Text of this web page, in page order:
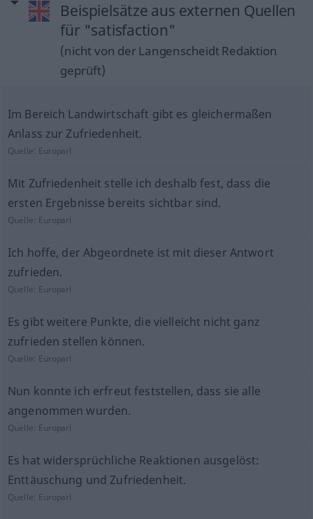
Beispielsätze aus externen Quellen
für "satisfaction"
(nicht von der Langenscheidt Redaktion
geprüft)
Im Bereich Landwirtschaft gibt es gleichermaßen
Anlass zur Zufriedenheit.
Quelle: Europarl
Mit Zufriedenheit stelle ich deshalb fest, dass die
ersten Ergebnisse bereits sichtbar sind.
Quelle: Europarl
Ich hoffe, der Abgeordnete ist mit dieser Antwort
zufrieden.
Quelle: Europarl
Es gibt weitere Punkte, die vielleicht nicht ganz
zufrieden stellen können.
Quelle: Europarl
Nun konnte ich erfreut feststellen, dass sie alle
angenommen wurden.
Quelle: Europarl
Es hat widersprüchliche Reaktionen ausgelöst:
Enttäuschung und Zufriedenheit.
Quelle: Europarl